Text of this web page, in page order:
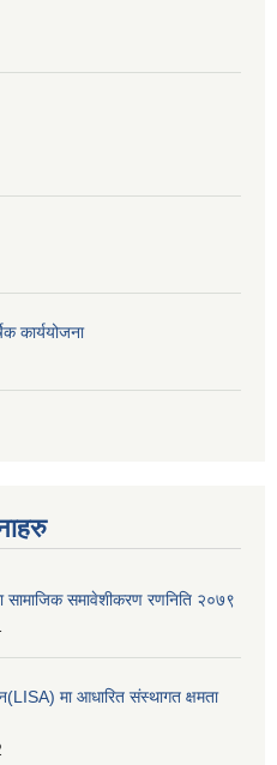
कार्ययोजना
सामाजिक समावेशीकरण रणनिति २०७९
मा आधारित संस्थागत क्षमता